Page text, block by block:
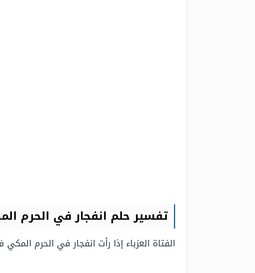
تفسير حلم انفجار في الحرم
الفتاة العزباء إذا رأت انفجار في الحرم